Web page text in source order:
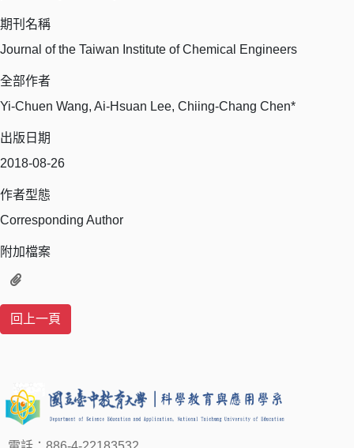
期刊名稱
Journal of the Taiwan Institute of Chemical Engineers
全部作者
Yi-Chuen Wang, Ai-Hsuan Lee, Chiing-Chang Chen*
出版日期
2018-08-26
作者型態
Corresponding Author
附加檔案